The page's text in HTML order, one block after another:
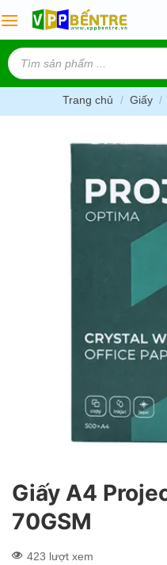
to
content
Tìm
kiếm
sản
phẩm
Trang chủ / Giấy /
Giấy A4
70GSM
423 lượt xem